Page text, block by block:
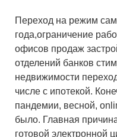
Переход на режим
года,ограничение
офисов продаж
отделений банков
недвижимости
числе с ипотекой.
пандемии, весной,
было. Главная
готовой